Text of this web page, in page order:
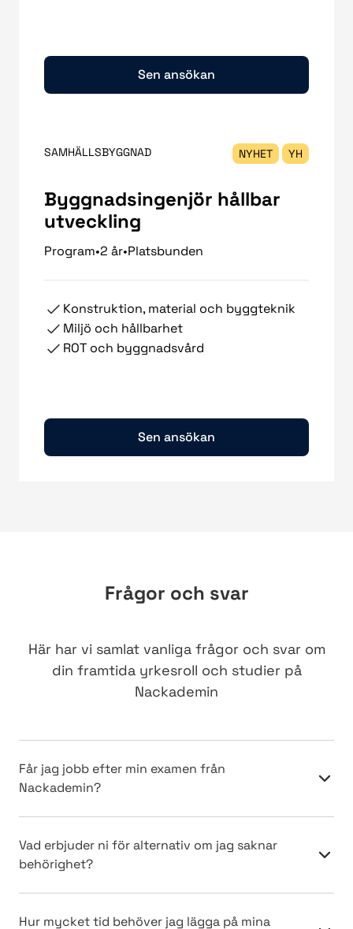
Sen ansökan
SAMHÄLLSBYGGNAD NYHET YH
Byggnadsingenjör hållbar
utveckling
Program•2 år•Platsbunden
Konstruktion, material och byggteknik
Miljö och hållbarhet
ROT och byggnadsvård
Sen ansökan
Frågor och svar
Här har vi samlat vanliga frågor och svar om
din framtida yrkesroll och studier på
Nackademin
Får jag jobb efter min examen från
Nackademin?
Vad erbjuder ni för alternativ om jag saknar
behörighet?
Hur mycket tid behöver jag lägga på mina